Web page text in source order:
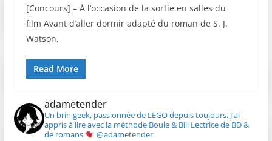
[Concours] – À l’occasion de la sortie en salles du
film Avant d’aller dormir adapté du roman de S. J.
Watson,
Read More
adametender
Un brin geek, passionnée de LEGO depuis toujours.J'ai
appris à lire avec la méthode Boule & Bill Lectrice de BD &
de romans
@adametender